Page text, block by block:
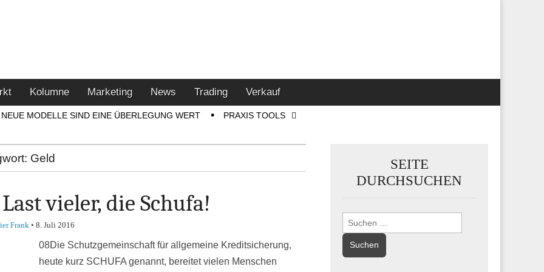
Kolumne Marketing News Trading Verkauf
NEUE MODELLE SIND EINE ÜBERLEGUNG WERT PRAXIS TOOLS
Geld
vieler, die Schufa!
Frank• 8. Juli 2016
08Die Schutzgemeinschaft für allgemeine Kreditsicherung,
heute kurz SCHUFA genannt, bereitet vielen Menschen
SEITE
DURCHSUCHEN
Suchen
nach: